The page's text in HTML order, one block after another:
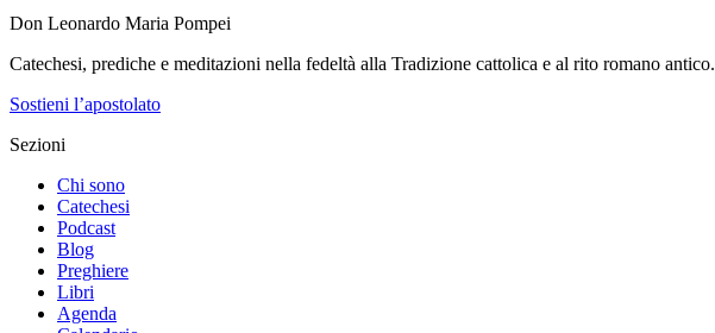
Don Leonardo Maria Pompei
Catechesi, prediche e meditazioni nella fedeltà alla Tradizione cattolica e al rito romano antico.
Sostieni l’apostolato
Sezioni
Chi sono
Catechesi
Podcast
Blog
Preghiere
Libri
Agenda